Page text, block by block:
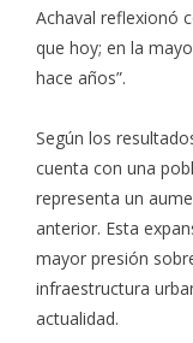
Achaval reflexionó
que hoy; en la
hace años”.
Según los
cuenta con una
representa un
anterior. Esta
mayor presión
infraestructura
actualidad.